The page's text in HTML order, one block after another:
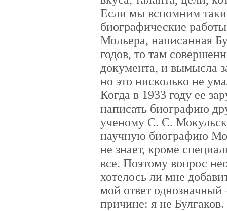
Если мы вспомним
биографические
Мольера, написанная
годов, то там
документа, и вымысла
но это нисколько не
Когда в 1933 году ее
написать биографию
ученому С. С.
научную биографию
не знает, кроме
все. Поэтому вопрос
хотелось ли мне
мой ответ однозначный
причине: я не Булгаков.